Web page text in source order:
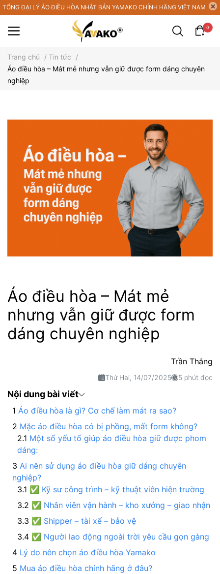
TỔNG ĐẠI LÝ ÁO ĐIỀU HÒA NHẬT BẢN YAMAKO CHÍNH HÃNG VIỆT NAM
0
Trang chủ / Tin tức
/
Áo điều hòa – Mát mẻ nhưng vẫn giữ được form dáng chuyên
nghiệp
Áo điều hòa – Mát mẻ
nhưng vẫn giữ được form
dáng chuyên nghiệp
Trần Thắng
Thứ Hai, 14/07/2025 5 phút đọc
Nội dung bài viết
Áo điều hòa là gì? Cơ chế làm mát ra sao?
Mặc áo điều hòa có bị phồng, mất form không?
Một số yếu tố giúp áo điều hòa giữ được phom
dáng:
Ai nên sử dụng áo điều hòa giữ dáng chuyên
nghiệp?
✅ Kỹ sư công trình – kỹ thuật viên hiện trường
✅ Nhân viên vận hành – kho xưởng – giao nhận
✅ Shipper – tài xế – bảo vệ
✅ Người lao động ngoài trời yêu cầu gọn gàng
Lý do nên chọn áo điều hòa Yamako
Mua áo điều hòa chính hãng ở đâu?